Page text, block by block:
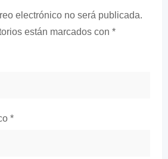
electrónico no será publicada.
están marcados con *
*